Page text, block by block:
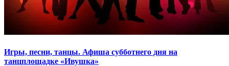
Игры, песни, танцы. Афиша субботнего дня на
танцплощадке «Ивушка»